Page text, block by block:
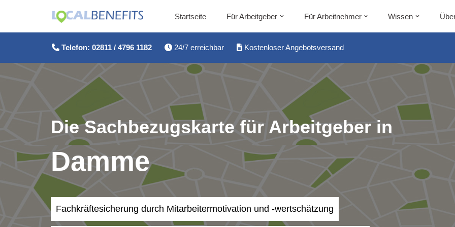
Startseite Für Arbeitgeber Für Arbeitnehmer Wissen
Telefon: 02811 / 4796 1182 24/7 erreichbar Kostenloser Angebotsversand
Die Sachbezugskarte für Arbeitgeber in
Damme
Fachkräftesicherung durch Mitarbeitermotivation und -wertschätzung